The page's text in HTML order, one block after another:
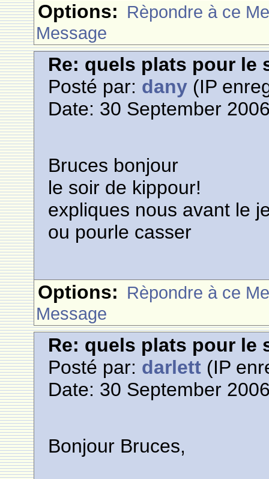
Options: Rèpondre à ce
Message
Re: quels plats pour le
Posté par: dany (IP
Date: 30 September
Bruces bonjour
le soir de kippour!
expliques nous avant le
ou pourle casser
Options: Rèpondre à ce
Message
Re: quels plats pour le
Posté par: darlett (IP
Date: 30 September
Bonjour Bruces,